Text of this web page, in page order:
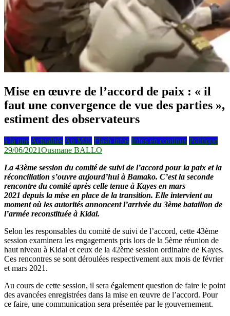
Mise en œuvre de l’accord de paix : « il
faut une convergence de vue des parties »,
estiment des observateurs
à la une Actualités Au Mali Flash infos Infos en continus Politique
29/06/2021Ousmane BALLO
La 43ème session du comité de suivi de l’accord pour la paix et la
réconciliation s’ouvre aujourd’hui à Bamako. C’est la seconde
rencontre du comité après celle tenue à Kayes en mars
2021 depuis la mise en place de la transition. Elle intervient au
moment où les autorités annoncent l’arrivée du 3ème bataillon de
l’armée reconstituée à Kidal.
Selon les responsables du comité de suivi de l’accord, cette 43ème
session examinera les engagements pris lors de la 5ème réunion de
haut niveau à Kidal et ceux de la 42ème session ordinaire de Kayes.
Ces rencontres se sont déroulées respectivement aux mois de février
et mars 2021.
Au cours de cette session, il sera également question de faire le point
des avancées enregistrées dans la mise en œuvre de l’accord. Pour
ce faire, une communication sera présentée par le gouvernement.